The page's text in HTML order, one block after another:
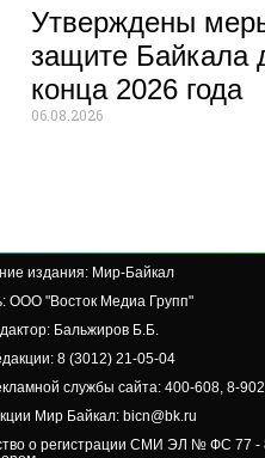
Утверждены
защите Байкала
конца 2026 года
06.08.2026
издания: Мир-Байкал
ООО "Восток Медиа Групп"
Бальжиров Б.Б.
8 (3012) 21-05-04
службы сайта: 400-608, 8-
Мир Байкал: bicn@bk.ru
о регистрации СМИ ЭЛ № ФС 77 -